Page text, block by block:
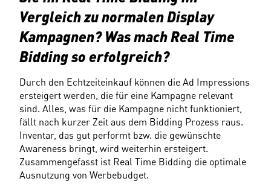
Vergleich zu normalen Display
Kampagnen? Was mach Real Time
Bidding so erfolgreich?
Durch den Echtzeiteinkauf können die Ad Impressions
ersteigert werden, die für eine Kampagne relevant
sind. Alles, was für die Kampagne nicht funktioniert,
fällt nach kurzer Zeit aus dem Bidding Prozess raus.
Inventar, das gut performt bzw. die gewünschte
Awareness bringt, wird weiterhin ersteigert.
Zusammengefasst ist Real Time Bidding die optimale
Ausnutzung von Werbebudget.